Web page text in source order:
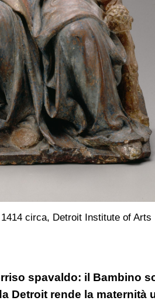
circa, Detroit Institute of Arts
spavaldo: il Bambino
Detroit rende la maternità